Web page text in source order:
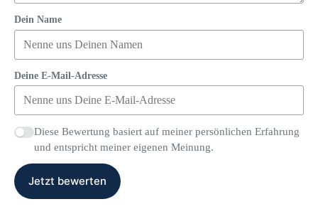
Dein Name
Deine E-Mail-Adresse
Diese Bewertung basiert auf meiner persönlichen Erfahrung
und entspricht meiner eigenen Meinung.
Jetzt bewerten